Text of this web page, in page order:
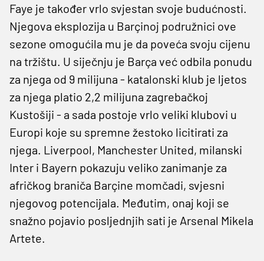
Faye je također vrlo svjestan svoje budućnosti.
Njegova eksplozija u Barçinoj podružnici ove
sezone omogućila mu je da poveća svoju cijenu
na tržištu. U siječnju je Barça već odbila ponudu
za njega od 9 milijuna - katalonski klub je ljetos
za njega platio 2,2 milijuna zagrebačkoj
Kustošiji - a sada postoje vrlo veliki klubovi u
Europi koje su spremne žestoko licitirati za
njega. Liverpool, Manchester United, milanski
Inter i Bayern pokazuju veliko zanimanje za
afričkog braniča Barçine momčadi, svjesni
njegovog potencijala. Međutim, onaj koji se
snažno pojavio posljednjih sati je Arsenal Mikela
Artete.